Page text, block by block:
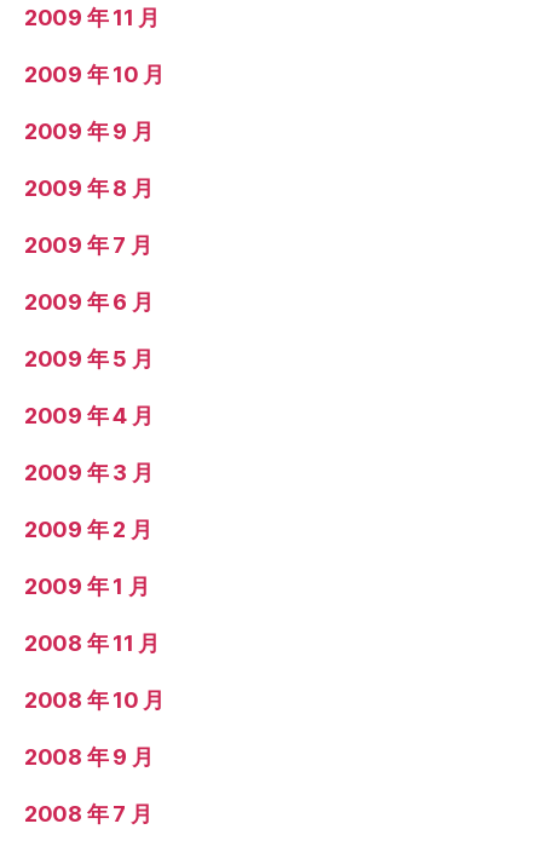
2009 年 11 月
2009 年 10 月
2009 年 9 月
2009 年 8 月
2009 年 7 月
2009 年 6 月
2009 年 5 月
2009 年 4 月
2009 年 3 月
2009 年 2 月
2009 年 1 月
2008 年 11 月
2008 年 10 月
2008 年 9 月
2008 年 7 月